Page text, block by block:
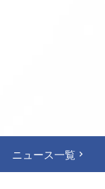
ニュース一覧